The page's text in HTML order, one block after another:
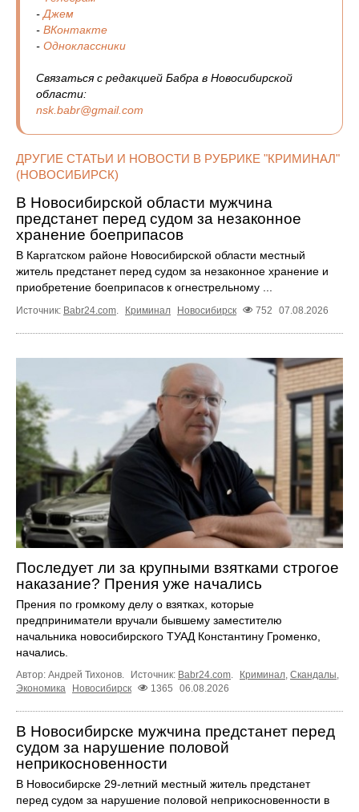
- Джем
- ВКонтакте
- Одноклассники
Связаться с редакцией Бабра в Новосибирской
области:
nsk.babr@gmail.com
ДРУГИЕ СТАТЬИ И НОВОСТИ В РУБРИКЕ "КРИМИНАЛ"
(НОВОСИБИРСК)
В Новосибирской области мужчина
предстанет перед судом за незаконное
хранение боеприпасов
В Каргатском районе Новосибирской области местный
житель предстанет перед судом за незаконное хранение и
приобретение боеприпасов к огнестрельному ...
Источник: Babr24.com. Криминал Новосибирск 752 07.08.2026
Последует ли за крупными взятками строгое
наказание? Прения уже начались
Прения по громкому делу о взятках, которые
предприниматели вручали бывшему заместителю
начальника новосибирского ТУАД Константину Громенко,
начались.
Автор: Андрей Тихонов. Источник: Babr24.com. Криминал, Скандалы,
Экономика
Новосибирск 1365 06.08.2026
В Новосибирске мужчина предстанет перед
судом за нарушение половой
неприкосновенности
В Новосибирске 29-летний местный житель предстанет
перед судом за нарушение половой неприкосновенности в